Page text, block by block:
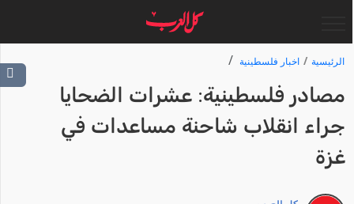
الرئيسية اخبار فلسطينية
مصادر فلسطينية: عشرات الضحايا
جراء انقلاب شاحنة مساعدات في
غزة